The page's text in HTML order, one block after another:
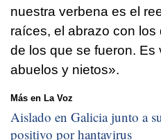
nuestra verbena es el
raíces, el abrazo con
de los que se fueron. Es
abuelos y nietos».
Más en La Voz
Aislado en Galicia junto a
positivo por hantavirus